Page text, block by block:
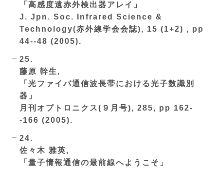
「高感度遠赤外検出器アレイ」
J. Jpn. Soc. Infrared Science &
Technology(赤外線学会会誌), 15 (1+2) , pp
44--48 (2005).
25.
藤原 幹生,
「光ファイバ通信波長帯における光子数識別
器」
月刊オプトロニクス(９月号), 285, pp 162-
-166 (2005).
24.
佐々木 雅英,
「量子情報通信の最前線へようこそ」